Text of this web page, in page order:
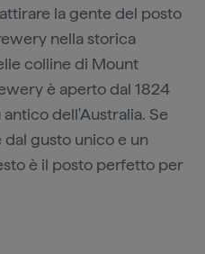
la gente del posto
nella storica
colline di Mount
è aperto dal 1824
dell'Australia. Se
gusto unico e un
è il posto perfetto per